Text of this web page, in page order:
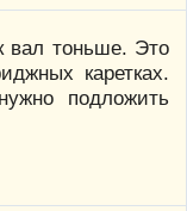
вал тоньше. Это
каретках.
подложить